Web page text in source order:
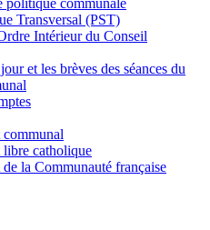
politique communale
Transversal (PST)
Intérieur du Conseil
et les brèves des séances du
communal
libre catholique
la Communauté française